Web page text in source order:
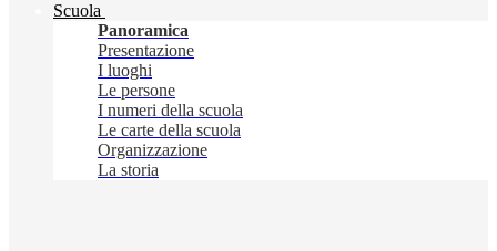
Scuola
Panoramica
Presentazione
I luoghi
Le persone
I numeri della scuola
Le carte della scuola
Organizzazione
La storia